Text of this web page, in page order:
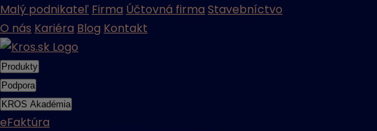
Malý podnikateľ Firma Účtovná firma Stavebníctvo
O nás Kariéra Blog Kontakt
Produkty
Podpora
KROS Akadémia
eFaktúra